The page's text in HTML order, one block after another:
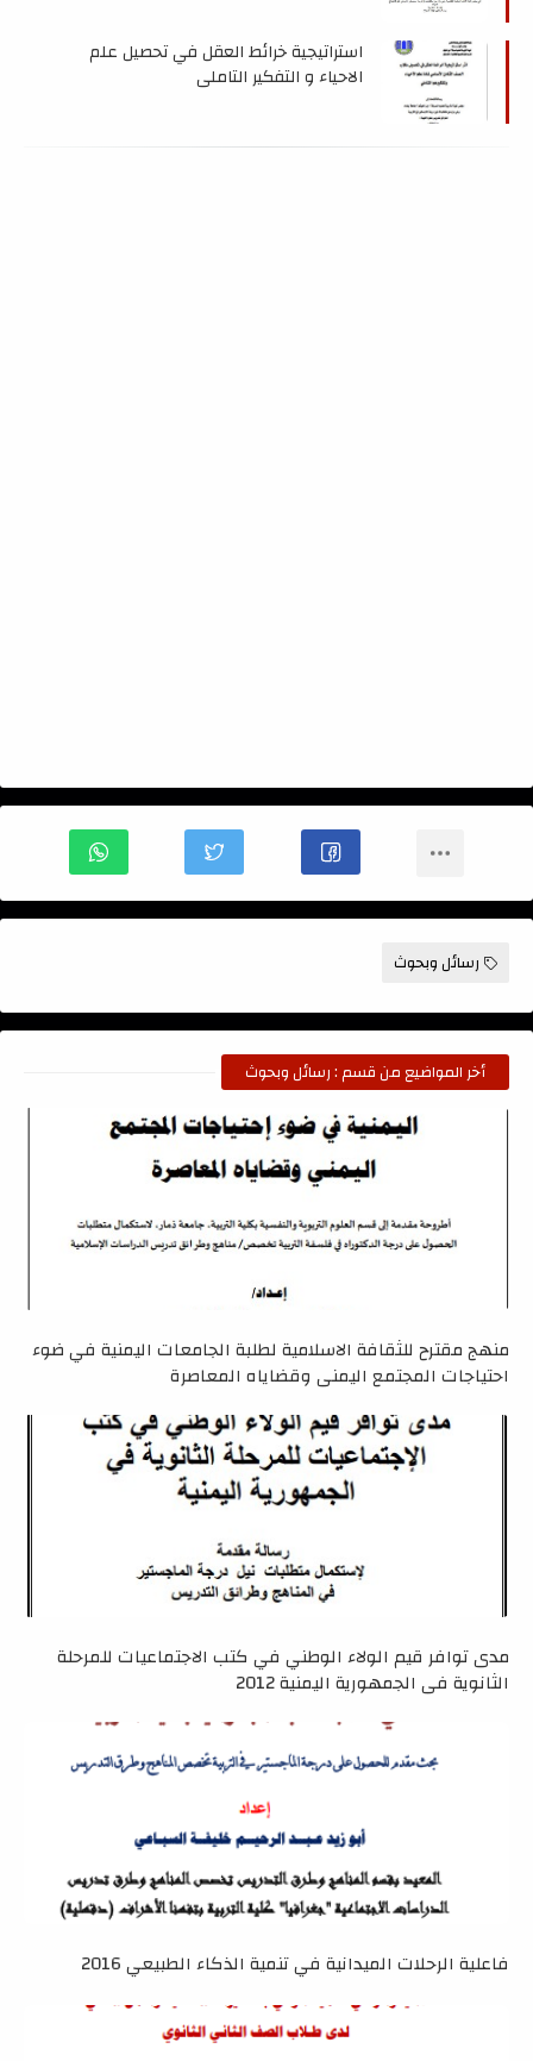
استراتيجية خرائط العقل في تحصيل علم
الاحياء و التفكير التاملي
رسائل وبحوث
أخر المواضيع من قسم : رسائل وبحوث
منهج مقترح للثقافة الاسلامية لطلبة الجامعات اليمنية في ضوء
احتياجات المجتمع اليمني وقضاياه المعاصرة
مدى توافر قيم الولاء الوطني في كتب الاجتماعيات للمرحلة
الثانوية في الجمهورية اليمنية 2012
فاعلية الرحلات الميدانية في تنمية الذكاء الطبيعي 2016